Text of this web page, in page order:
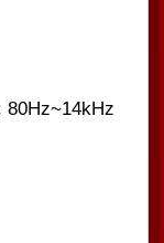
80Hz~14kHz